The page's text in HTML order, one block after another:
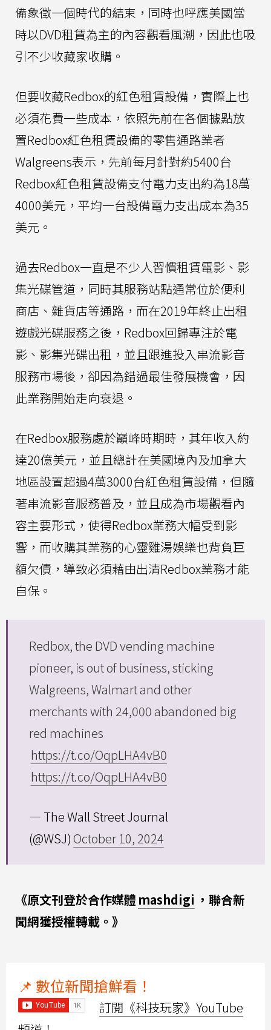
備象徵一個時代的結束，同時也呼應美國當
時以DVD租賃為主的內容觀看風潮，因此也吸
引不少收藏家收購。
但要收藏Redbox的紅色租賃設備，實際上也
必須花費一些成本，依照先前在各個據點放
置Redbox紅色租賃設備的零售通路業者
Walgreens表示，先前每月針對約5400台
Redbox紅色租賃設備支付電力支出約為18萬
4000美元，平均一台設備電力支出成本為35
美元。
過去Redbox一直是不少人習慣租賃電影、影
集光碟管道，同時其服務站點通常位於便利
商店、雜貨店等通路，而在2019年終止出租
遊戲光碟服務之後，Redbox回歸專注於電
影、影集光碟出租，並且跟進投入串流影音
服務市場後，卻因為錯過最佳發展機會，因
此業務開始走向衰退。
在Redbox服務處於巔峰時期時，其年收入約
達20億美元，並且總計在美國境內及加拿大
地區設置超過4萬3000台紅色租賃設備，但隨
著串流影音服務普及，並且成為市場觀看內
容主要形式，使得Redbox業務大幅受到影
響，而收購其業務的心靈雞湯娛樂也背負巨
額欠債，導致必須藉由出清Redbox業務才能
自保。
Redbox, the DVD vending machine
pioneer, is out of business, sticking
Walgreens, Walmart and other
merchants with 24,000 abandoned big
red machines
https://t.co/OqpLHA4vB0
https://t.co/OqpLHA4vB0
— The Wall Street Journal
(@WSJ)October 10, 2024
《原文刊登於合作媒體 mashdigi ，聯合新
聞網獲授權轉載。》
📌 數位新聞搶鮮看！
訂閱《科技玩家》YouTube